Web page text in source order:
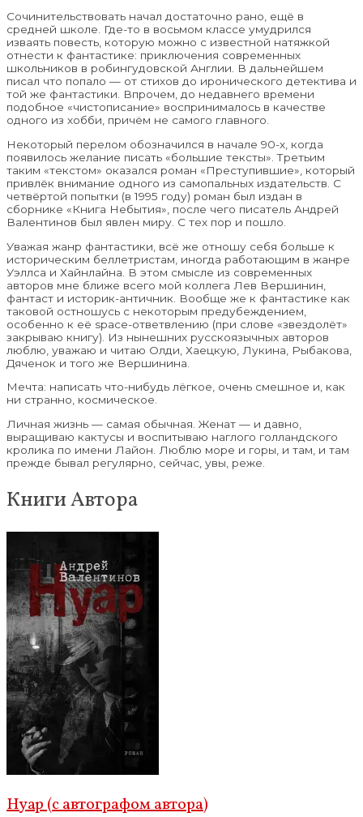
Сочинительствовать начал достаточно рано, ещё в
средней школе. Где-то в восьмом классе умудрился
изваять повесть, которую можно с известной натяжкой
отнести к фантастике: приключения современных
школьников в робингудовской Англии. В дальнейшем
писал что попало — от стихов до иронического детектива и
той же фантастики. Впрочем, до недавнего времени
подобное «чистописание» воспринималось в качестве
одного из хобби, причём не самого главного.
Некоторый перелом обозначился в начале 90-х, когда
появилось желание писать «большие тексты». Третьим
таким «текстом» оказался роман «Преступившие», который
привлёк внимание одного из самопальных издательств. С
четвёртой попытки (в 1995 году) роман был издан в
сборнике «Книга Небытия», после чего писатель Андрей
Валентинов был явлен миру. С тех пор и пошло.
Уважая жанр фантастики, всё же отношу себя больше к
историческим беллетристам, иногда работающим в жанре
Уэллса и Хайнлайна. В этом смысле из современных
авторов мне ближе всего мой коллега Лев Вершинин,
фантаст и историк-античник. Вообще же к фантастике как
таковой остношусь с некоторым предубеждением,
особенно к её space-ответвлению (при слове «звездолёт»
закрываю книгу). Из нынешних русскоязычных авторов
люблю, уважаю и читаю Олди, Хаецкую, Лукина, Рыбакова,
Дяченок и того же Вершинина.
Мечта: написать что-нибудь лёгкое, очень смешное и, как
ни странно, космическое.
Личная жизнь — самая обычная. Женат — и давно,
выращиваю кактусы и воспитываю наглого голландского
кролика по имени Лайон. Люблю море и горы, и там, и там
прежде бывал регулярно, сейчас, увы, реже.
Книги Автора
Нуар (с автографом автора)